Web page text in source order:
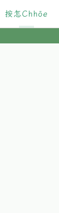
按怎Chhōe